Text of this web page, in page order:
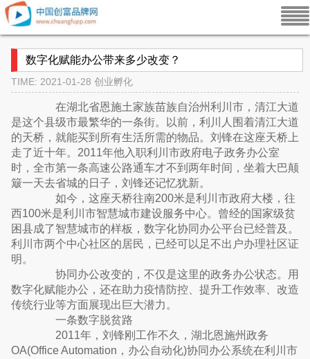
数字化赋能办公带来多少改变？
TIME: 2021-01-28 创业孵化
在湖北省恩施土家族苗族自治州利川市，清江大道
是这个县级市最繁华的一条街。以前，利川人围着清江大道
的天桥，就能买到所有生活所需的物品。刘锋在这座天桥上
走了近十年。2011年他入职利川市政府电子政务办公室
时，全市第一条高速公路通车才不到两年时间，坐着大巴颠
簸一天去省城的日子，刘锋还记忆犹新。
如今，这座天桥往南200米是利川市政府大楼，往
西100米是利川市智慧城市建设服务中心。曾经的国家级贫
困县成了智慧城市的样板，数字化协同办公平台已经普及。
利川市两个中心社区的居民，已经可以足不出户办理社区证
明。
协同办公改变的，不仅是这里的政务办公状态。用
数字化赋能办公，还在助力疫情防控、提升工作效率、改造
传统行业等方面展现出巨大潜力。
一条数字脱贫路
2011年，刘锋刚工作不久，湖北恩施州政务
OA(Office Automation，办公自动化)协同办公系统在利川市